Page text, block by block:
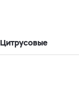
Цитрусовые